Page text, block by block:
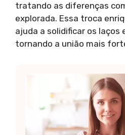
tratando as diferenças
explorada. Essa troca
ajuda a solidificar os laços
tornando a união mais